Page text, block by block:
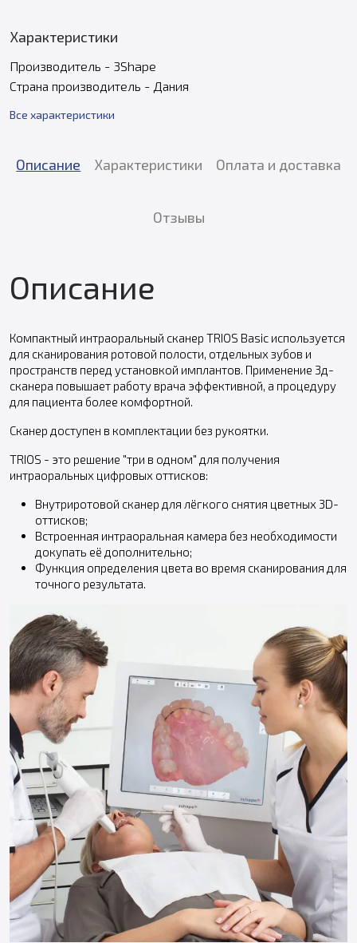
Характеристики
Производитель - 3Shape
Страна производитель - Дания
Все характеристики
Описание Характеристики Оплата и доставка
Отзывы
Описание
Компактный интраоральный сканер TRIOS Basic используется
для сканирования ротовой полости, отдельных зубов и
пространств перед установкой имплантов. Применение 3д-
сканера повышает работу врача эффективной, а процедуру
для пациента более комфортной.
Сканер доступен в комплектации без рукоятки.
TRIOS - это решение "три в одном" для получения
интраоральных цифровых оттисков:
Внутриротовой сканер для лёгкого снятия цветных 3D-
оттисков;
Встроенная интраоральная камера без необходимости
докупать её дополнительно;
Функция определения цвета во время сканирования для
точного результата.